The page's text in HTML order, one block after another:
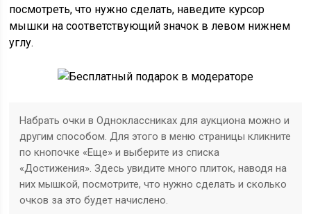
посмотреть, что нужно сделать, наведите курсор
мышки на соответствующий значок в левом нижнем
углу.
Набрать очки в Одноклассниках для аукциона можно и
другим способом. Для этого в меню страницы кликните
по кнопочке «Еще» и выберите из списка
«Достижения». Здесь увидите много плиток, наводя на
них мышкой, посмотрите, что нужно сделать и сколько
очков за это будет начислено.